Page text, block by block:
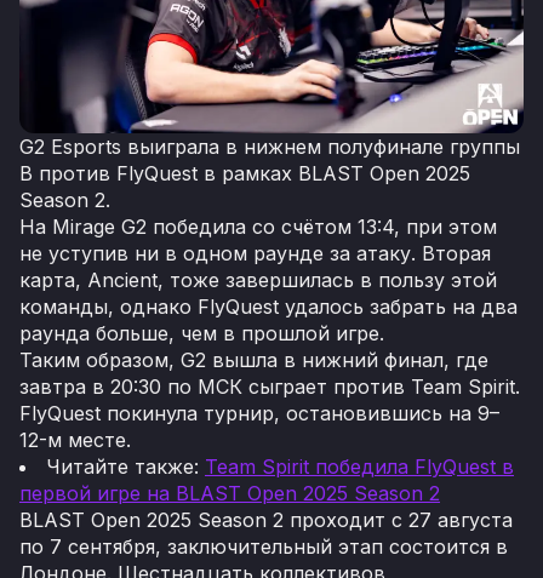
G2 Esports выиграла в нижнем полуфинале группы
B против FlyQuest в рамках BLAST Open 2025
Season 2.
На Mirage G2 победила со счётом 13:4, при этом
не уступив ни в одном раунде за атаку. Вторая
карта, Ancient, тоже завершилась в пользу этой
команды, однако FlyQuest удалось забрать на два
раунда больше, чем в прошлой игре.
Таким образом, G2 вышла в нижний финал, где
завтра в 20:30 по МСК сыграет против Team Spirit.
FlyQuest покинула турнир, остановившись на 9–
12-м месте.
Читайте также: Team Spirit победила FlyQuest в
первой игре на BLAST Open 2025 Season 2
BLAST Open 2025 Season 2 проходит с 27 августа
по 7 сентября, заключительный этап состоится в